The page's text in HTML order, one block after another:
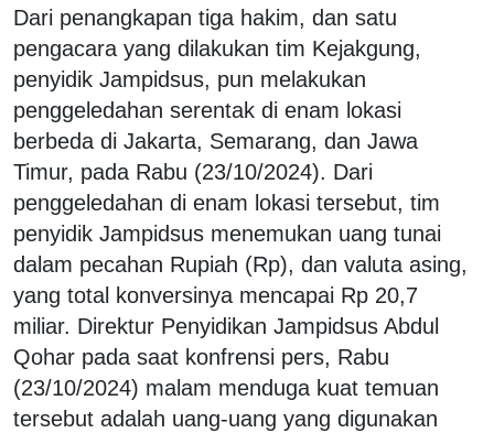
Dari penangkapan tiga hakim, dan satu
pengacara yang dilakukan tim Kejakgung,
penyidik Jampidsus, pun melakukan
penggeledahan serentak di enam lokasi
berbeda di Jakarta, Semarang, dan Jawa
Timur, pada Rabu (23/10/2024). Dari
penggeledahan di enam lokasi tersebut, tim
penyidik Jampidsus menemukan uang tunai
dalam pecahan Rupiah (Rp), dan valuta asing,
yang total konversinya mencapai Rp 20,7
miliar. Direktur Penyidikan Jampidsus Abdul
Qohar pada saat konfrensi pers, Rabu
(23/10/2024) malam menduga kuat temuan
tersebut adalah uang-uang yang digunakan